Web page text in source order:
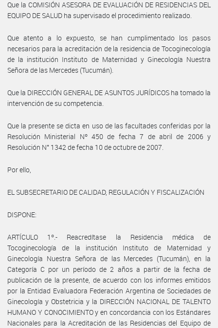
Que la COMISIÓN ASESORA DE EVALUACIÓN DE RESIDENCIAS DEL
EQUIPO DE SALUD ha supervisado el procedimiento realizado.
Que atento a lo expuesto, se han cumplimentado los pasos
necesarios para la acreditación de la residencia de Tocoginecología
de la institución Instituto de Maternidad y Ginecología Nuestra
Señora de las Mercedes (Tucumán).
Que la DIRECCIÓN GENERAL DE ASUNTOS JURÍDICOS ha tomado la
intervención de su competencia.
Que la presente se dicta en uso de las facultades conferidas por la
Resolución Ministerial Nº 450 de fecha 7 de abril de 2006 y
Resolución N° 1342 de fecha 10 de octubre de 2007.
Por ello,
EL SUBSECRETARIO DE CALIDAD, REGULACIÓN Y FISCALIZACIÓN
DISPONE:
ARTÍCULO 1º.- Reacredítase la Residencia médica de
Tocoginecología de la institución Instituto de Maternidad y
Ginecología Nuestra Señora de las Mercedes (Tucumán), en la
Categoría C por un período de 2 años a partir de la fecha de
publicación de la presente, de acuerdo con los informes emitidos
por la Entidad Evaluadora Federación Argentina de Sociedades de
Ginecología y Obstetricia y la DIRECCIÓN NACIONAL DE TALENTO
HUMANO Y CONOCIMIENTO y en concordancia con los Estándares
Nacionales para la Acreditación de las Residencias del Equipo de